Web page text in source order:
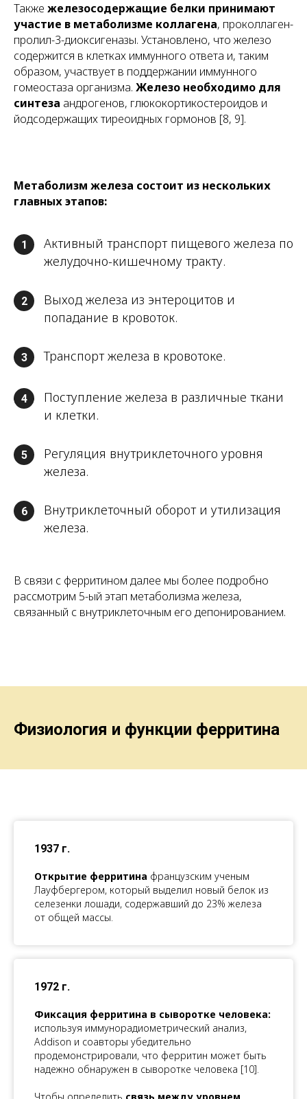
Также железосодержащие белки принимают
участие в метаболизме коллагена, проколлаген-
пролил-3-диоксигеназы. Установлено, что железо
содержится в клетках иммунного ответа и, таким
образом, участвует в поддержании иммунного
гомеостаза организма. Железо необходимо для
синтеза андрогенов, глюкокортикостероидов и
йодсодержащих тиреоидных гормонов [8, 9].
Метаболизм железа состоит из нескольких
главных этапов:
1
Активный транспорт пищевого железа по
желудочно-кишечному тракту.
2
Выход железа из энтероцитов и
попадание в кровоток.
3 Транспорт железа в кровотоке.
4
Поступление железа в различные ткани
и клетки.
5
Регуляция внутриклеточного уровня
железа.
6
Внутриклеточный оборот и утилизация
железа.
В связи с ферритином далее мы более подробно
рассмотрим 5-ый этап метаболизма железа,
связанный с внутриклеточным его депонированием.
Физиология и функции ферритина
1937 г.
Открытие ферритина французским ученым
Лауфбергером, который выделил новый белок из
селезенки лошади, содержавший до 23% железа
от общей массы.
1972 г.
Фиксация ферритина в сыворотке человека:
используя иммунорадиометрический анализ,
Addison и соавторы убедительно
продемонстрировали, что ферритин может быть
надежно обнаружен в сыворотке человека [10].